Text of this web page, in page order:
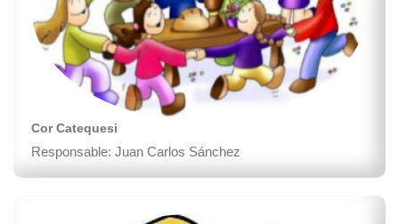
Cor Catequesi
Responsable: Juan Carlos Sánchez